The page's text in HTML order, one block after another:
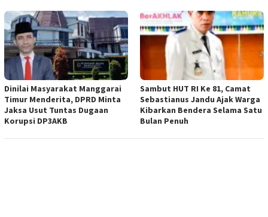
Dinilai Masyarakat Manggarai
Timur Menderita, DPRD Minta
Jaksa Usut Tuntas Dugaan
Korupsi DP3AKB
Sambut HUT RI Ke 81, Camat
Sebastianus Jandu Ajak Warga
Kibarkan Bendera Selama Satu
Bulan Penuh